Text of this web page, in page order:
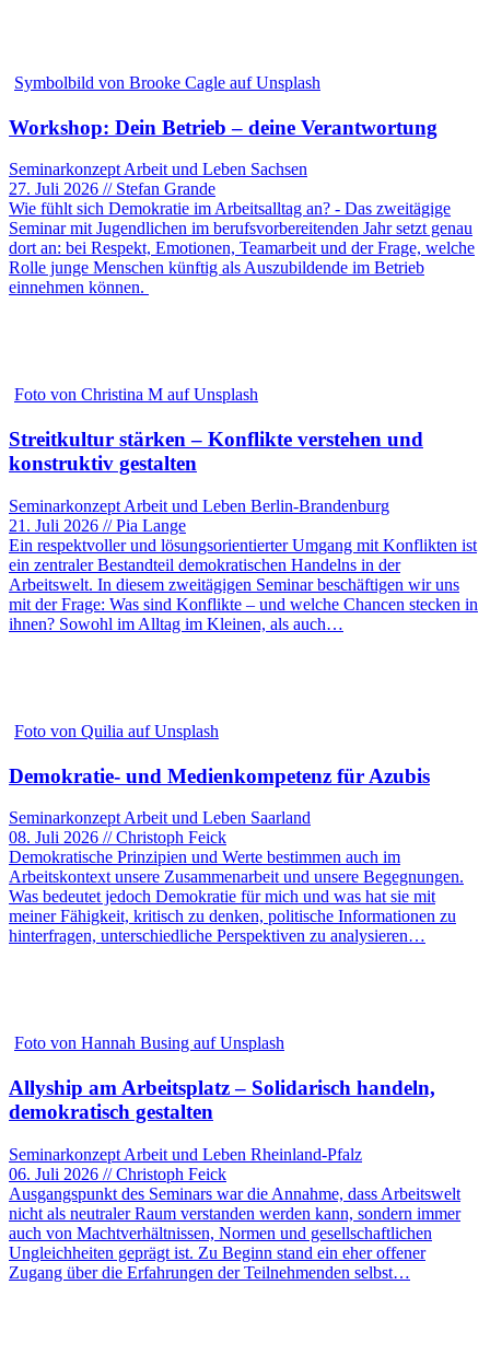
Symbolbild von Brooke Cagle auf Unsplash
Workshop: Dein Betrieb – deine Verantwortung
Seminarkonzept Arbeit und Leben Sachsen
27. Juli 2026 // Stefan Grande
Wie fühlt sich Demokratie im Arbeitsalltag an? - Das zweitägige
Seminar mit Jugendlichen im berufsvorbereitenden Jahr setzt genau
dort an: bei Respekt, Emotionen, Teamarbeit und der Frage, welche
Rolle junge Menschen künftig als Auszubildende im Betrieb
einnehmen können.
Foto von Christina M auf Unsplash
Streitkultur stärken – Konflikte verstehen und
konstruktiv gestalten
Seminarkonzept Arbeit und Leben Berlin-Brandenburg
21. Juli 2026 // Pia Lange
Ein respektvoller und lösungsorientierter Umgang mit Konflikten ist
ein zentraler Bestandteil demokratischen Handelns in der
Arbeitswelt. In diesem zweitägigen Seminar beschäftigen wir uns
mit der Frage: Was sind Konflikte – und welche Chancen stecken in
ihnen? Sowohl im Alltag im Kleinen, als auch…
Foto von Quilia auf Unsplash
Demokratie- und Medienkompetenz für Azubis
Seminarkonzept Arbeit und Leben Saarland
08. Juli 2026 // Christoph Feick
Demokratische Prinzipien und Werte bestimmen auch im
Arbeitskontext unsere Zusammenarbeit und unsere Begegnungen.
Was bedeutet jedoch Demokratie für mich und was hat sie mit
meiner Fähigkeit, kritisch zu denken, politische Informationen zu
hinterfragen, unterschiedliche Perspektiven zu analysieren…
Foto von Hannah Busing auf Unsplash
Allyship am Arbeitsplatz – Solidarisch handeln,
demokratisch gestalten
Seminarkonzept Arbeit und Leben Rheinland-Pfalz
06. Juli 2026 // Christoph Feick
Ausgangspunkt des Seminars war die Annahme, dass Arbeitswelt
nicht als neutraler Raum verstanden werden kann, sondern immer
auch von Machtverhältnissen, Normen und gesellschaftlichen
Ungleichheiten geprägt ist. Zu Beginn stand ein eher offener
Zugang über die Erfahrungen der Teilnehmenden selbst…